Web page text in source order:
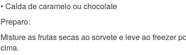
• Calda de caramelo ou chocolate
Preparo:
Misture as frutas secas ao sorvete e leve ao freezer
cima.